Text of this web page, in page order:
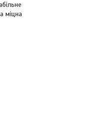
міцна